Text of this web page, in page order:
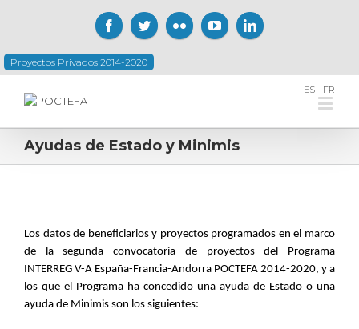
Proyectos Privados 2014-2020
ES FR
Ayudas de Estado y Minimis
Los datos de beneficiarios y proyectos programados en el marco
de la segunda convocatoria de proyectos del Programa
INTERREG V-A España-Francia-Andorra POCTEFA 2014-2020, y a
los que el Programa ha concedido una ayuda de Estado o una
ayuda de Minimis son los siguientes: